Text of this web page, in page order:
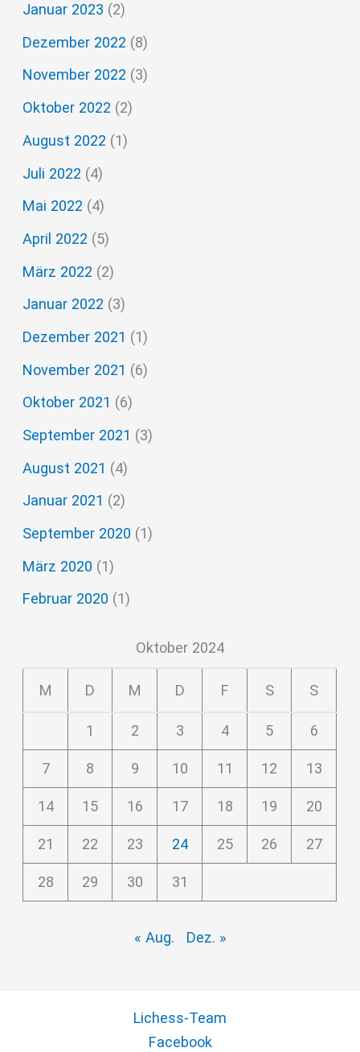
Januar 2023 (2)
Dezember 2022 (8)
November 2022 (3)
Oktober 2022 (2)
August 2022 (1)
Juli 2022 (4)
Mai 2022 (4)
April 2022 (5)
März 2022 (2)
Januar 2022 (3)
Dezember 2021 (1)
November 2021 (6)
Oktober 2021 (6)
September 2021 (3)
August 2021 (4)
Januar 2021 (2)
September 2020 (1)
März 2020 (1)
Februar 2020 (1)
Oktober 2024
M D M D F S S
1 2 3 4 5 6
7 8 9 10 11 12 13
14 15 16 17 18 19 20
21 22 23 24 25 26 27
28 29 30 31
« Aug. Dez. »
Lichess-Team
Facebook